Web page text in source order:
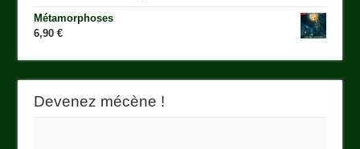
Métamorphoses
6,90€
Devenez mécène !